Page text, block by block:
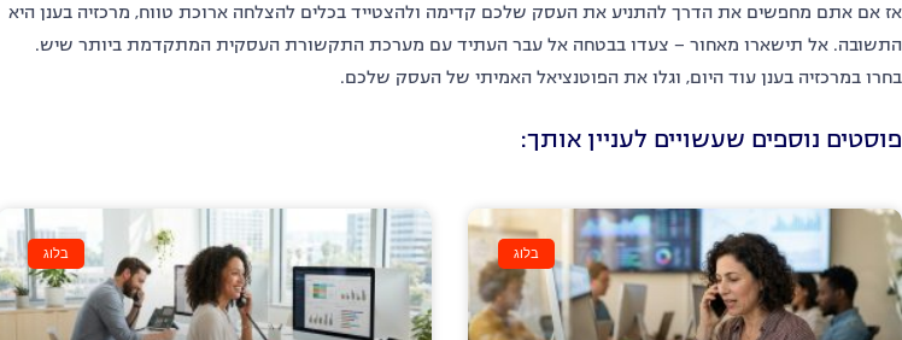
אז אם אתם מחפשים את הדרך להתניע את העסק שלכם קדימה ולהצטייד בכלים להצלחה ארוכת טווח, מרכזיה בענן היא
התשובה. אל תישארו מאחור – צעדו בבטחה אל עבר העתיד עם מערכת התקשורת העסקית המתקדמת ביותר שיש.
בחרו במרכזיה בענן עוד היום, וגלו את הפוטנציאל האמיתי של העסק שלכם.
פוסטים נוספים שעשויים לעניין אותך:
בלוג בלוג